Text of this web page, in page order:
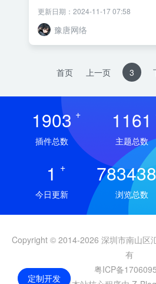
更新日期：2024-11-17 07:58
豫唐网络
首页 上一页 3
1903 +
插件总数
1161
主题总数
1 +
今日更新 浏览总数
Copyright © 2014-2026 深圳市南山区
有
粤ICP备
定制开发